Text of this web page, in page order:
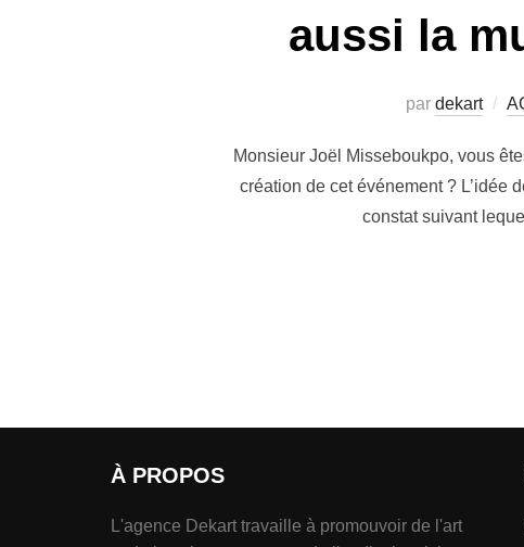
aussi la
par dekart
Monsieur Joël Misseboukpo, vous
création de cet événement ? L’idée
constat suivant
À PROPOS
L'agence Dekart travaille à promouvoir de l'art